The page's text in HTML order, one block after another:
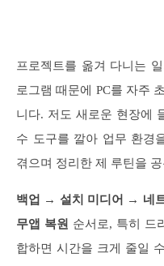
프로젝트를 옮겨 다니는
로그램 때문에 PC를 자주
니다. 저도 새로운 현장에
수 도구를 깔아 업무 환경
겪으며 정리한 제 루틴을
백업 → 설치 미디어 → 네
무앱 복원 순서로, 특히 드
합하면 시간을 크게 줄일